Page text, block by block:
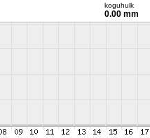
koguhulk
0.00 mm